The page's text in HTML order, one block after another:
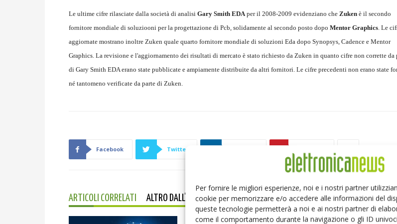
Per fornire le migliori esperienze, noi e i nostri partner
cookie per memorizzare e/o accedere alle informazioni del
queste tecnologie permetterà a noi e ai nostri partner di
come il comportamento durante la navigazione o gli ID
Le ultime cifre rilasciate dalla società di analisi Gary Smith EDAper il 2008-2009 evidenziano che Zuken è il secondo
fornitore mondiale di soluziooni per la progettazione di Pcb, solidamente al secondo posto dopo Mentor Graphics. Le
aggiornate mostrano inoltre Zuken quale quarto fornitore mondiale di soluzioni Eda dopo Synopsys, Cadence e Mentor
Graphics. La revisione e l'aggiornamento dei risultati di mercato è stato richiesto da Zuken in quanto cifre non corrette da
di Gary Smith EDA erano state pubblicate e ampiamente distribuite da altri fornitori. Le cifre precedenti non erano state
né tantomeno verificate da parte di Zuken.
Facebook Twitter
ARTICOLI CORRELATI ALTRO DALL'AUTORE